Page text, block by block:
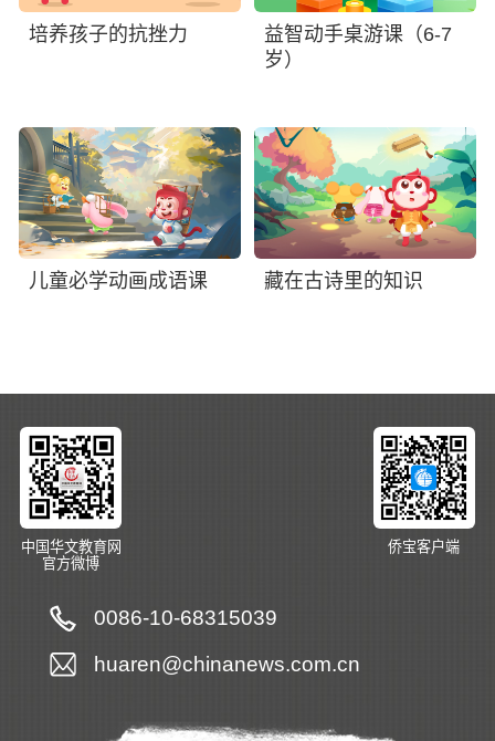
培养孩子的抗挫力
益智动手桌游课（6-7
岁）
儿童必学动画成语课 藏在古诗里的知识
中国华文教育网
官方微博
侨宝客户端
0086-10-68315039
huaren@chinanews.com.cn